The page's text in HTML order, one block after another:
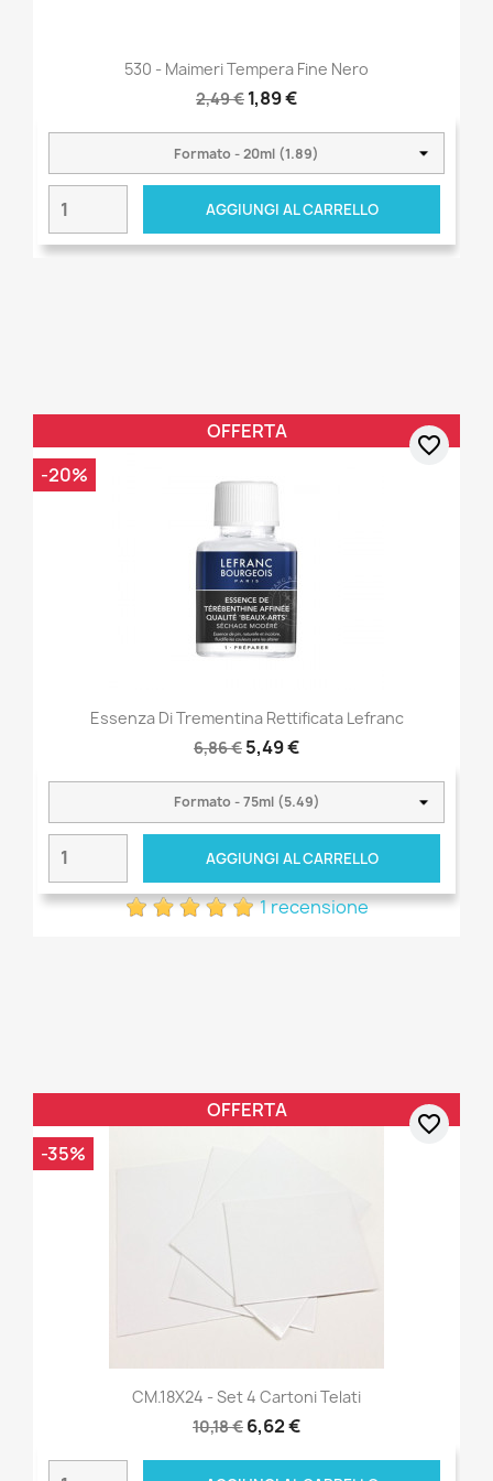
530 - Maimeri Tempera Fine Nero
2,49 € 1,89 €
AGGIUNGI AL CARRELLO
Essenza Di Trementina Rettificata Lefranc
6,86 € 5,49 €
AGGIUNGI AL CARRELLO
1 recensione
OFFERTA
-20%
favorite_border
CM.18X24 - Set 4 Cartoni Telati
10,18 € 6,62 €
OFFERTA
-35%
favorite_border